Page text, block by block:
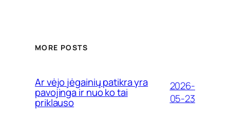
MORE POSTS
Ar vėjo jėgainių patikra yra
pavojinga ir nuo ko tai
priklauso
2026-
05-23